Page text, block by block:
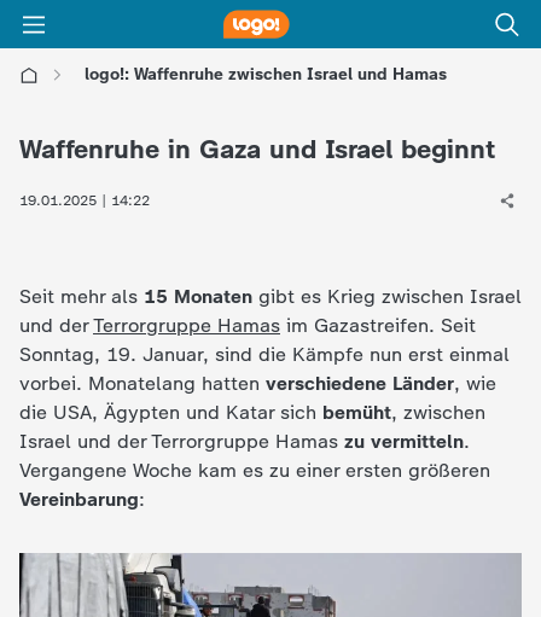
logo!: Waffenruhe zwischen Israel und Hamas
o
o
d
e
Waffenruhe in Gaza und Israel beginnt
19.01.2025 | 14:22
Seit mehr als 15 Monaten gibt es Krieg zwischen Israel
und derTerrorgruppe Hamas im Gazastreifen. Seit
Sonntag, 19. Januar, sind die Kämpfe nun erst einmal
vorbei. Monatelang hatten verschiedene Länder, wie
die USA, Ägypten und Katar sich bemüht, zwischen
Israel und der Terrorgruppe Hamas zu vermitteln.
Vergangene Woche kam es zu einer ersten größeren
Vereinbarung: